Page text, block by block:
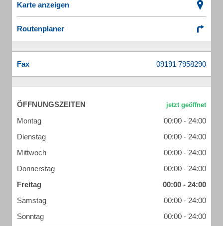
Karte anzeigen
Routenplaner
Fax
ÖFFNUNGSZEITEN
Montag
00:00 - 24:00
Dienstag
00:00 - 24:00
Mittwoch
00:00 - 24:00
Donnerstag
00:00 - 24:00
Freitag
00:00 - 24:00
Samstag
00:00 - 24:00
Sonntag
00:00 - 24:00